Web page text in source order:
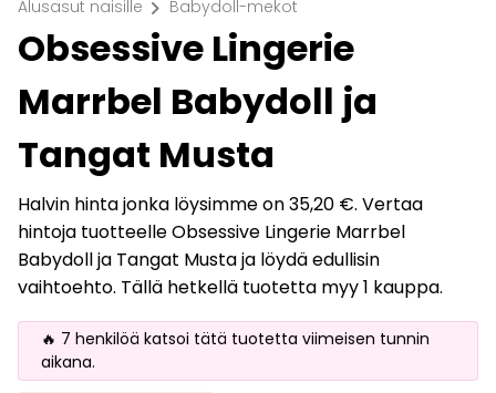
Alusasut naisille chevron_right Babydoll-mekot
Obsessive Lingerie
Marrbel Babydoll ja
Tangat Musta
Halvin hinta jonka löysimme on 35,20 €. Vertaa
hintoja tuotteelle Obsessive Lingerie Marrbel
Babydoll ja Tangat Musta ja löydä edullisin
vaihtoehto. Tällä hetkellä tuotetta myy 1 kauppa.
🔥 7 henkilöä katsoi tätä tuotetta viimeisen tunnin
aikana.